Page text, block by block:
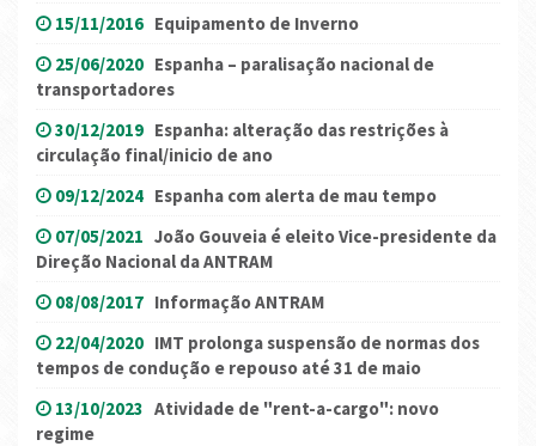
15/11/2016 Equipamento de Inverno
25/06/2020 Espanha – paralisação nacional de
transportadores
30/12/2019 Espanha: alteração das restrições à
circulação final/inicio de ano
09/12/2024 Espanha com alerta de mau tempo
07/05/2021 João Gouveia é eleito Vice-presidente da
Direção Nacional da ANTRAM
08/08/2017 Informação ANTRAM
22/04/2020 IMT prolonga suspensão de normas dos
tempos de condução e repouso até 31 de maio
13/10/2023 Atividade de "rent-a-cargo": novo
regime